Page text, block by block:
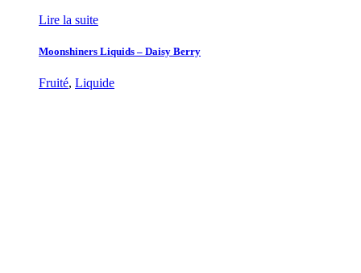
Lire la suite
Moonshiners Liquids – Daisy Berry
Fruité, Liquide